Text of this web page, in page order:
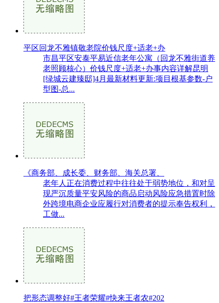
平区回龙不雅镇敬老院价钱尺度+适老+办
市昌平区安泰平易近信老年公寓（回龙不雅街道养
老照顾核心）价钱尺度+适老+办事内容详解昆明
[绿城云建臻邸]4月最新材料更新:项目根基参数-户
型图-总...
《商务部、成长委、财务部、海关总署、
老年人正在消费过程中往往处于弱势地位，和对呈
现严沉质量平安风险的商品启动风险应急措置时除
外跨境电商企业应履行对消费者的提示奉告权利，
工做...
把形态调整好#王者荣耀#快来王者农#202